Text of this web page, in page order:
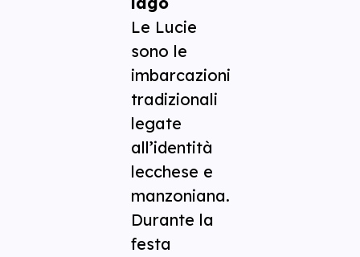
Le Lucie
sono le
imbarcazioni
tradizionali
legate
all’identità
lecchese e
manzoniana.
Durante la
festa